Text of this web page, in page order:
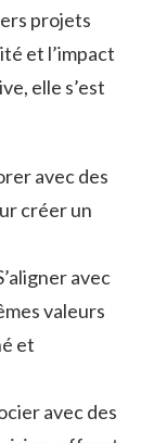
projets
et l’impact
elle s’est
avec des
créer un
avec
valeurs
et
avec des